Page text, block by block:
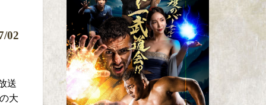
02
送
大